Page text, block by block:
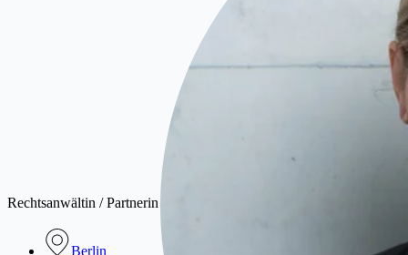
Rechtsanwältin / Partnerin
Berlin